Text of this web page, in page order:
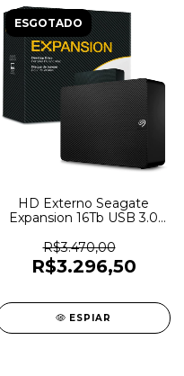
ESGOTADO
HD Externo Seagate
Expansion 16Tb USB 3.0
STKP16000400 - 3293
R$3.470,00
R$3.296,50
ESPIAR